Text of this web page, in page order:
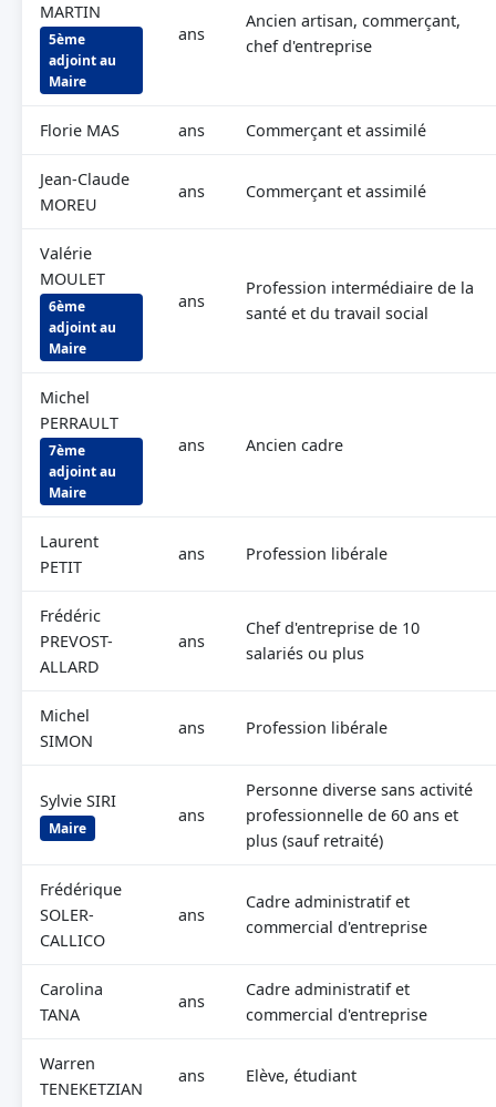
MARTIN
5ème
adjoint au
Maire
ans
Ancien artisan, commerçant,
chef d'entreprise
Florie MAS ans Commerçant et assimilé
Jean-Claude
MOREU
ans Commerçant et assimilé
Valérie
MOULET
6ème
adjoint au
Maire
ans
Profession intermédiaire de la
santé et du travail social
Michel
PERRAULT
7ème
adjoint au
Maire
ans Ancien cadre
Laurent
PETIT
ans Profession libérale
Frédéric
PREVOST-
ALLARD
ans
Chef d'entreprise de 10
salariés ou plus
Michel
SIMON
ans Profession libérale
Sylvie SIRI
Maire
ans
Personne diverse sans activité
professionnelle de 60 ans et
plus (sauf retraité)
Frédérique
SOLER-
CALLICO
ans
Cadre administratif et
commercial d'entreprise
Carolina
TANA
ans
Cadre administratif et
commercial d'entreprise
Warren
TENEKETZIAN
ans Elève, étudiant